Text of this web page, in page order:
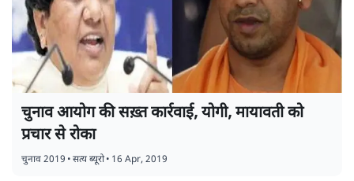
चुनाव आयोग की सख़्त कार्रवाई, योगी, मायावती को
प्रचार से रोका
चुनाव 2019 •सत्य ब्यूरो• 16 Apr, 2019